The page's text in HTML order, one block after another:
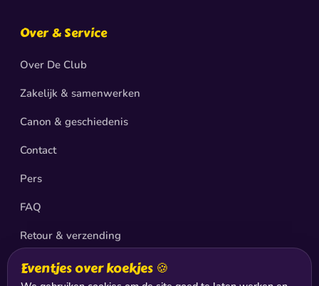
Over & Service
Over De Club
Zakelijk & samenwerken
Canon & geschiedenis
Contact
Pers
FAQ
Retour & verzending
Privacy
Eventjes over koekjes 🍪